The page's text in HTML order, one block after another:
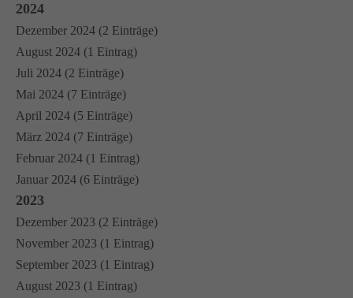
2024
Dezember 2024 (2 Einträge)
August 2024 (1 Eintrag)
Juli 2024 (2 Einträge)
Mai 2024 (7 Einträge)
April 2024 (5 Einträge)
März 2024 (7 Einträge)
Februar 2024 (1 Eintrag)
Januar 2024 (6 Einträge)
2023
Dezember 2023 (2 Einträge)
November 2023 (1 Eintrag)
September 2023 (1 Eintrag)
August 2023 (1 Eintrag)